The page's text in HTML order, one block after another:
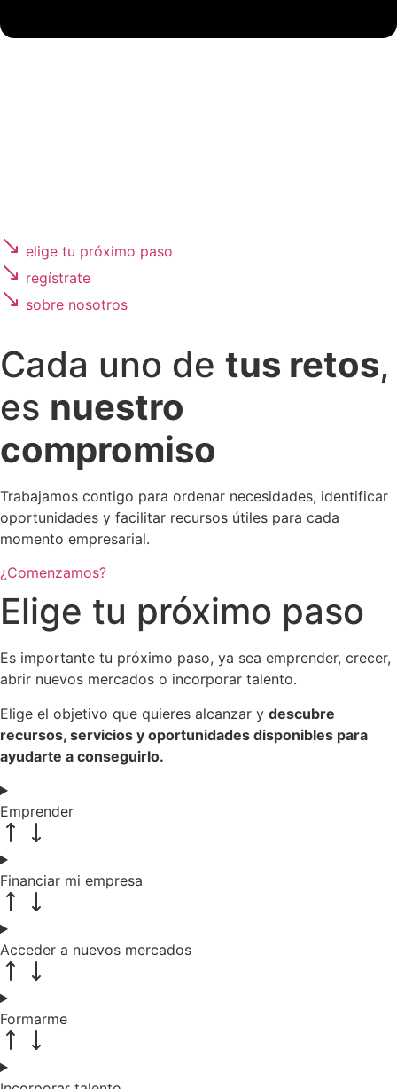
elige tu próximo paso
regístrate
sobre nosotros
Cada uno de tus retos,
es nuestro
compromiso
Trabajamos contigo para ordenar necesidades, identificar
oportunidades y facilitar recursos útiles para cada
momento empresarial.
¿Comenzamos?
Elige tu próximo paso
Es importante tu próximo paso, ya sea emprender, crecer,
abrir nuevos mercados o incorporar talento.
Elige el objetivo que quieres alcanzar y descubre
recursos, servicios y oportunidades disponibles para
ayudarte a conseguirlo.
Emprender
Financiar mi empresa
Acceder a nuevos mercados
Formarme